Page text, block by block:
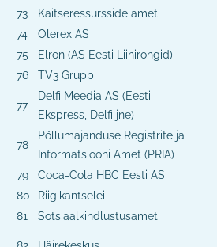
73
Kaitseressursside amet
74
Olerex AS
75
Elron (AS Eesti Liinirongid)
76
TV3 Grupp
77
Delfi Meedia AS (Eesti
Ekspress, Delfi jne)
78
Põllumajanduse Registrite ja
Informatsiooni Amet (PRIA)
79
Coca-Cola HBC Eesti AS
80
Riigikantselei
81
Sotsiaalkindlustusamet